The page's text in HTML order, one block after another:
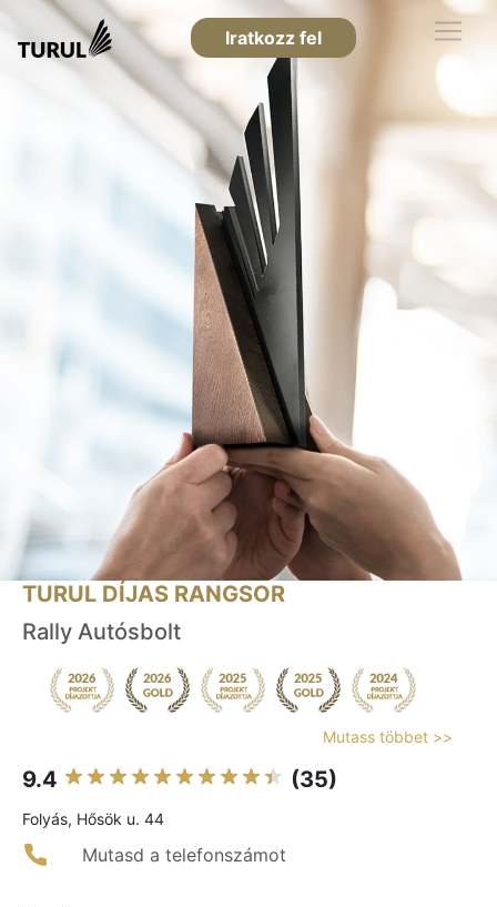
Iratkozz fel
TURUL DÍJAS RANGSOR
Rally Autósbolt
Mutass többet >>
9.4 (35)
Folyás, Hősök u. 44
Mutasd a telefonszámot